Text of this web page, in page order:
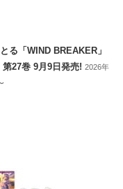
る「WIND BREAKER」
第27巻 9月9日発売!2026年